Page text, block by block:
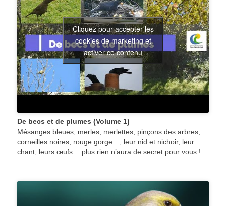
Cliquez pour accepter les
cookies de marketing et
activer ce contenu
De becs et de plumes (Volume 1)
Mésanges bleues, merles, merlettes, pinçons des arbres,
corneilles noires, rouge gorge…, leur nid et nichoir, leur
chant, leurs œufs… plus rien n’aura de secret pour vous !